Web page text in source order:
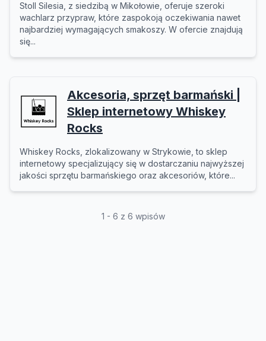
Stoll Silesia, z siedzibą w Mikołowie, oferuje szeroki
wachlarz przypraw, które zaspokoją oczekiwania nawet
najbardziej wymagających smakoszy. W ofercie znajdują
się...
Akcesoria, sprzęt barmański |
Sklep internetowy Whiskey
Rocks
Whiskey Rocks, zlokalizowany w Strykowie, to sklep
internetowy specjalizujący się w dostarczaniu najwyższej
jakości sprzętu barmańskiego oraz akcesoriów, które...
1 - 6 z 6 wpisów